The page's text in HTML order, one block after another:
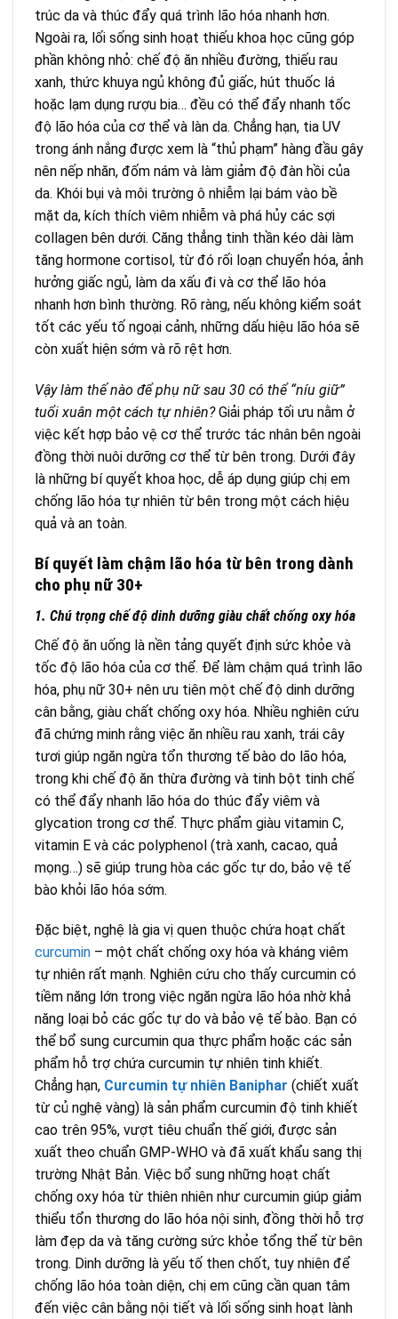
trúc da và thúc đẩy quá trình lão hóa nhanh hơn.
Ngoài ra, lối sống sinh hoạt thiếu khoa học cũng góp
phần không nhỏ: chế độ ăn nhiều đường, thiếu rau
xanh, thức khuya ngủ không đủ giấc, hút thuốc lá
hoặc lạm dụng rượu bia… đều có thể đẩy nhanh tốc
độ lão hóa của cơ thể và làn da. Chẳng hạn, tia UV
trong ánh nắng được xem là “thủ phạm” hàng đầu gây
nên nếp nhăn, đốm nám và làm giảm độ đàn hồi của
da. Khói bụi và môi trường ô nhiễm lại bám vào bề
mặt da, kích thích viêm nhiễm và phá hủy các sợi
collagen bên dưới. Căng thẳng tinh thần kéo dài làm
tăng hormone cortisol, từ đó rối loạn chuyển hóa, ảnh
hưởng giấc ngủ, làm da xấu đi và cơ thể lão hóa
nhanh hơn bình thường. Rõ ràng, nếu không kiểm soát
tốt các yếu tố ngoại cảnh, những dấu hiệu lão hóa sẽ
còn xuất hiện sớm và rõ rệt hơn.
Vậy làm thế nào để phụ nữ sau 30 có thể “níu giữ”
tuổi xuân một cách tự nhiên?Giải pháp tối ưu nằm ở
việc kết hợp bảo vệ cơ thể trước tác nhân bên ngoài
đồng thời nuôi dưỡng cơ thể từ bên trong. Dưới đây
là những bí quyết khoa học, dễ áp dụng giúp chị em
chống lão hóa tự nhiên từ bên trong một cách hiệu
quả và an toàn.
Bí quyết làm chậm lão hóa từ bên trong dành
cho phụ nữ 30+
1. Chú trọng chế độ dinh dưỡng giàu chất chống oxy hóa
Chế độ ăn uống là nền tảng quyết định sức khỏe và
tốc độ lão hóa của cơ thể. Để làm chậm quá trình lão
hóa, phụ nữ 30+ nên ưu tiên một chế độ dinh dưỡng
cân bằng, giàu chất chống oxy hóa. Nhiều nghiên cứu
đã chứng minh rằng việc ăn nhiều rau xanh, trái cây
tươi giúp ngăn ngừa tổn thương tế bào do lão hóa,
trong khi chế độ ăn thừa đường và tinh bột tinh chế
có thể đẩy nhanh lão hóa do thúc đẩy viêm và
glycation trong cơ thể. Thực phẩm giàu vitamin C,
vitamin E và các polyphenol (trà xanh, cacao, quả
mọng…) sẽ giúp trung hòa các gốc tự do, bảo vệ tế
bào khỏi lão hóa sớm.
Đặc biệt, nghệ là gia vị quen thuộc chứa hoạt chất
curcumin – một chất chống oxy hóa và kháng viêm
tự nhiên rất mạnh. Nghiên cứu cho thấy curcumin có
tiềm năng lớn trong việc ngăn ngừa lão hóa nhờ khả
năng loại bỏ các gốc tự do và bảo vệ tế bào. Bạn có
thể bổ sung curcumin qua thực phẩm hoặc các sản
phẩm hỗ trợ chứa curcumin tự nhiên tinh khiết.
Chẳng hạn, Curcumin tự nhiên Baniphar (chiết xuất
từ củ nghệ vàng) là sản phẩm curcumin độ tinh khiết
cao trên 95%, vượt tiêu chuẩn thế giới, được sản
xuất theo chuẩn GMP-WHO và đã xuất khẩu sang thị
trường Nhật Bản. Việc bổ sung những hoạt chất
chống oxy hóa từ thiên nhiên như curcumin giúp giảm
thiểu tổn thương do lão hóa nội sinh, đồng thời hỗ trợ
làm đẹp da và tăng cường sức khỏe tổng thể từ bên
trong. Dinh dưỡng là yếu tố then chốt, tuy nhiên để
chống lão hóa toàn diện, chị em cũng cần quan tâm
đến việc cân bằng nội tiết và lối sống sinh hoạt lành